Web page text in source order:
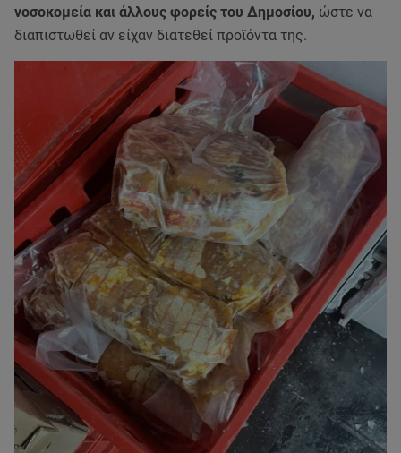
νοσοκομεία και άλλους φορείς του Δημοσίου, ώστε να
διαπιστωθεί αν είχαν διατεθεί προϊόντα της.